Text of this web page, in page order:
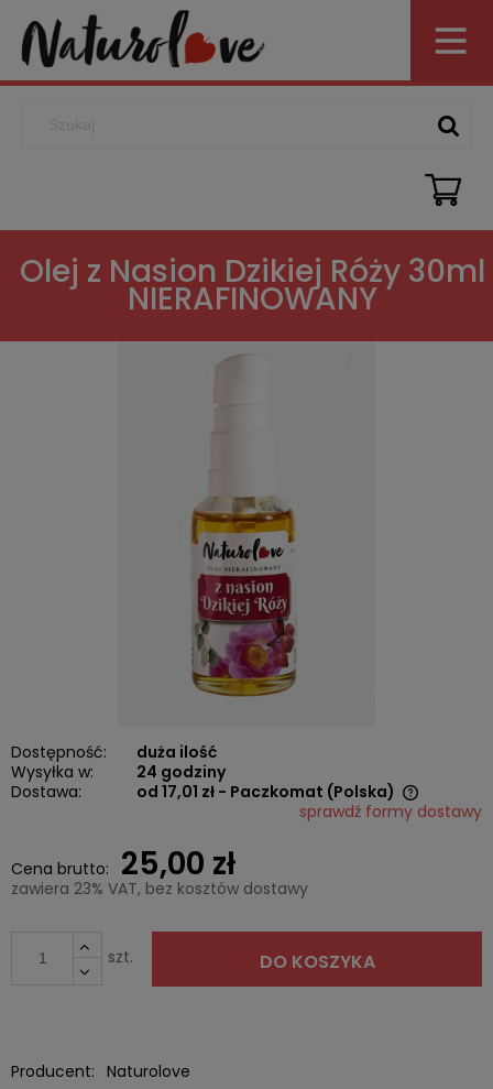
Olej z Nasion Dzikiej Róży 30ml
NIERAFINOWANY
Dostępność:
duża ilość
Wysyłka w:
24 godziny
Dostawa:
od 17,01 zł - Paczkomat (Polska)
Cena nie zawiera ewentualnych kosztów płatności
sprawdź formy dostawy
Cena brutto: 25,00 zł
zawiera 23% VAT, bez kosztów dostawy
szt. DO KOSZYKA
Producent: Naturolove